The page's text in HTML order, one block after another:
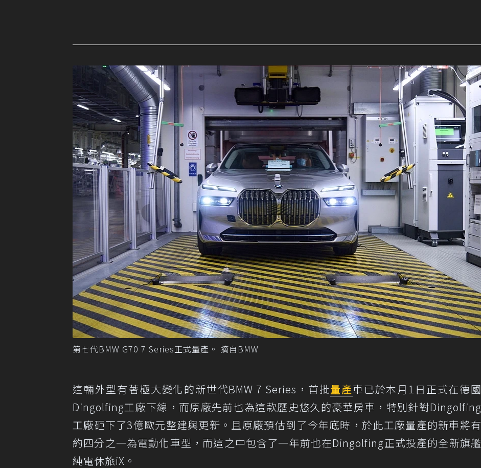
第七代BMW G70 7 Series正式量產。 摘自BMW
這輛外型有著極大變化的新世代BMW 7 Series，首批量產車已於本月1日正式在德國
Dingolfing工廠下線，而原廠先前也為這款歷史悠久的豪華房車，特別針對Dingolfing
工廠砸下了3億歐元整建與更新。且原廠預估到了今年底時，於此工廠量產的新車將有
約四分之一為電動化車型，而這之中包含了一年前也在Dingolfing正式投產的全新旗艦
純電休旅iX。